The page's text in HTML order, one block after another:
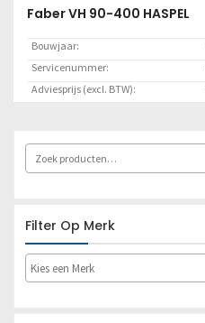
Faber VH 90-400 HASPEL
Bouwjaar:
Servicenummer:
Adviesprijs (excl. BTW):
Filter Op Merk